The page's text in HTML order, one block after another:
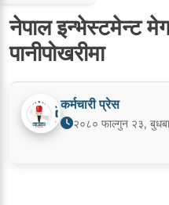
नेपाल इन्भेस्टमेन्ट
पानीपोखरीमा
कर्मचारी प्रेस
२०८० फाल्गुन २३,